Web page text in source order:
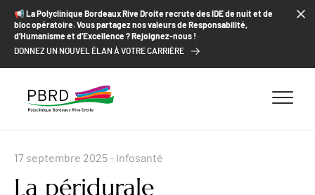
ALLER AU CONTENU
ALLER AU MENU
ALLER À LA RECHERCHE
📢​ La Polyclinique Bordeaux Rive Droite recrute des IDE de nuit et de
bloc opératoire. Vous partagez nos valeurs de Responsabilité,
d’Humanisme et d’Excellence ? Rejoignez-nous !
DONNEZ UN NOUVEL ÉLAN À VOTRE CARRIÈRE
17 septembre 2025- Infosanté
La péridurale